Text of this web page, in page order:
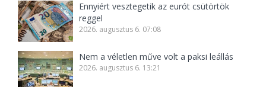
Ennyiért vesztegetik az eurót csütörtök
reggel
2026. augusztus 6. 07:08
Nem a véletlen műve volt a paksi leállás
2026. augusztus 6. 13:21